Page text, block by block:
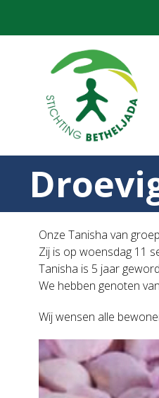
Onze Tanisha van
Zij is op woensdag 11
Tanisha is 5 jaar
We hebben genoten
Wij wensen alle